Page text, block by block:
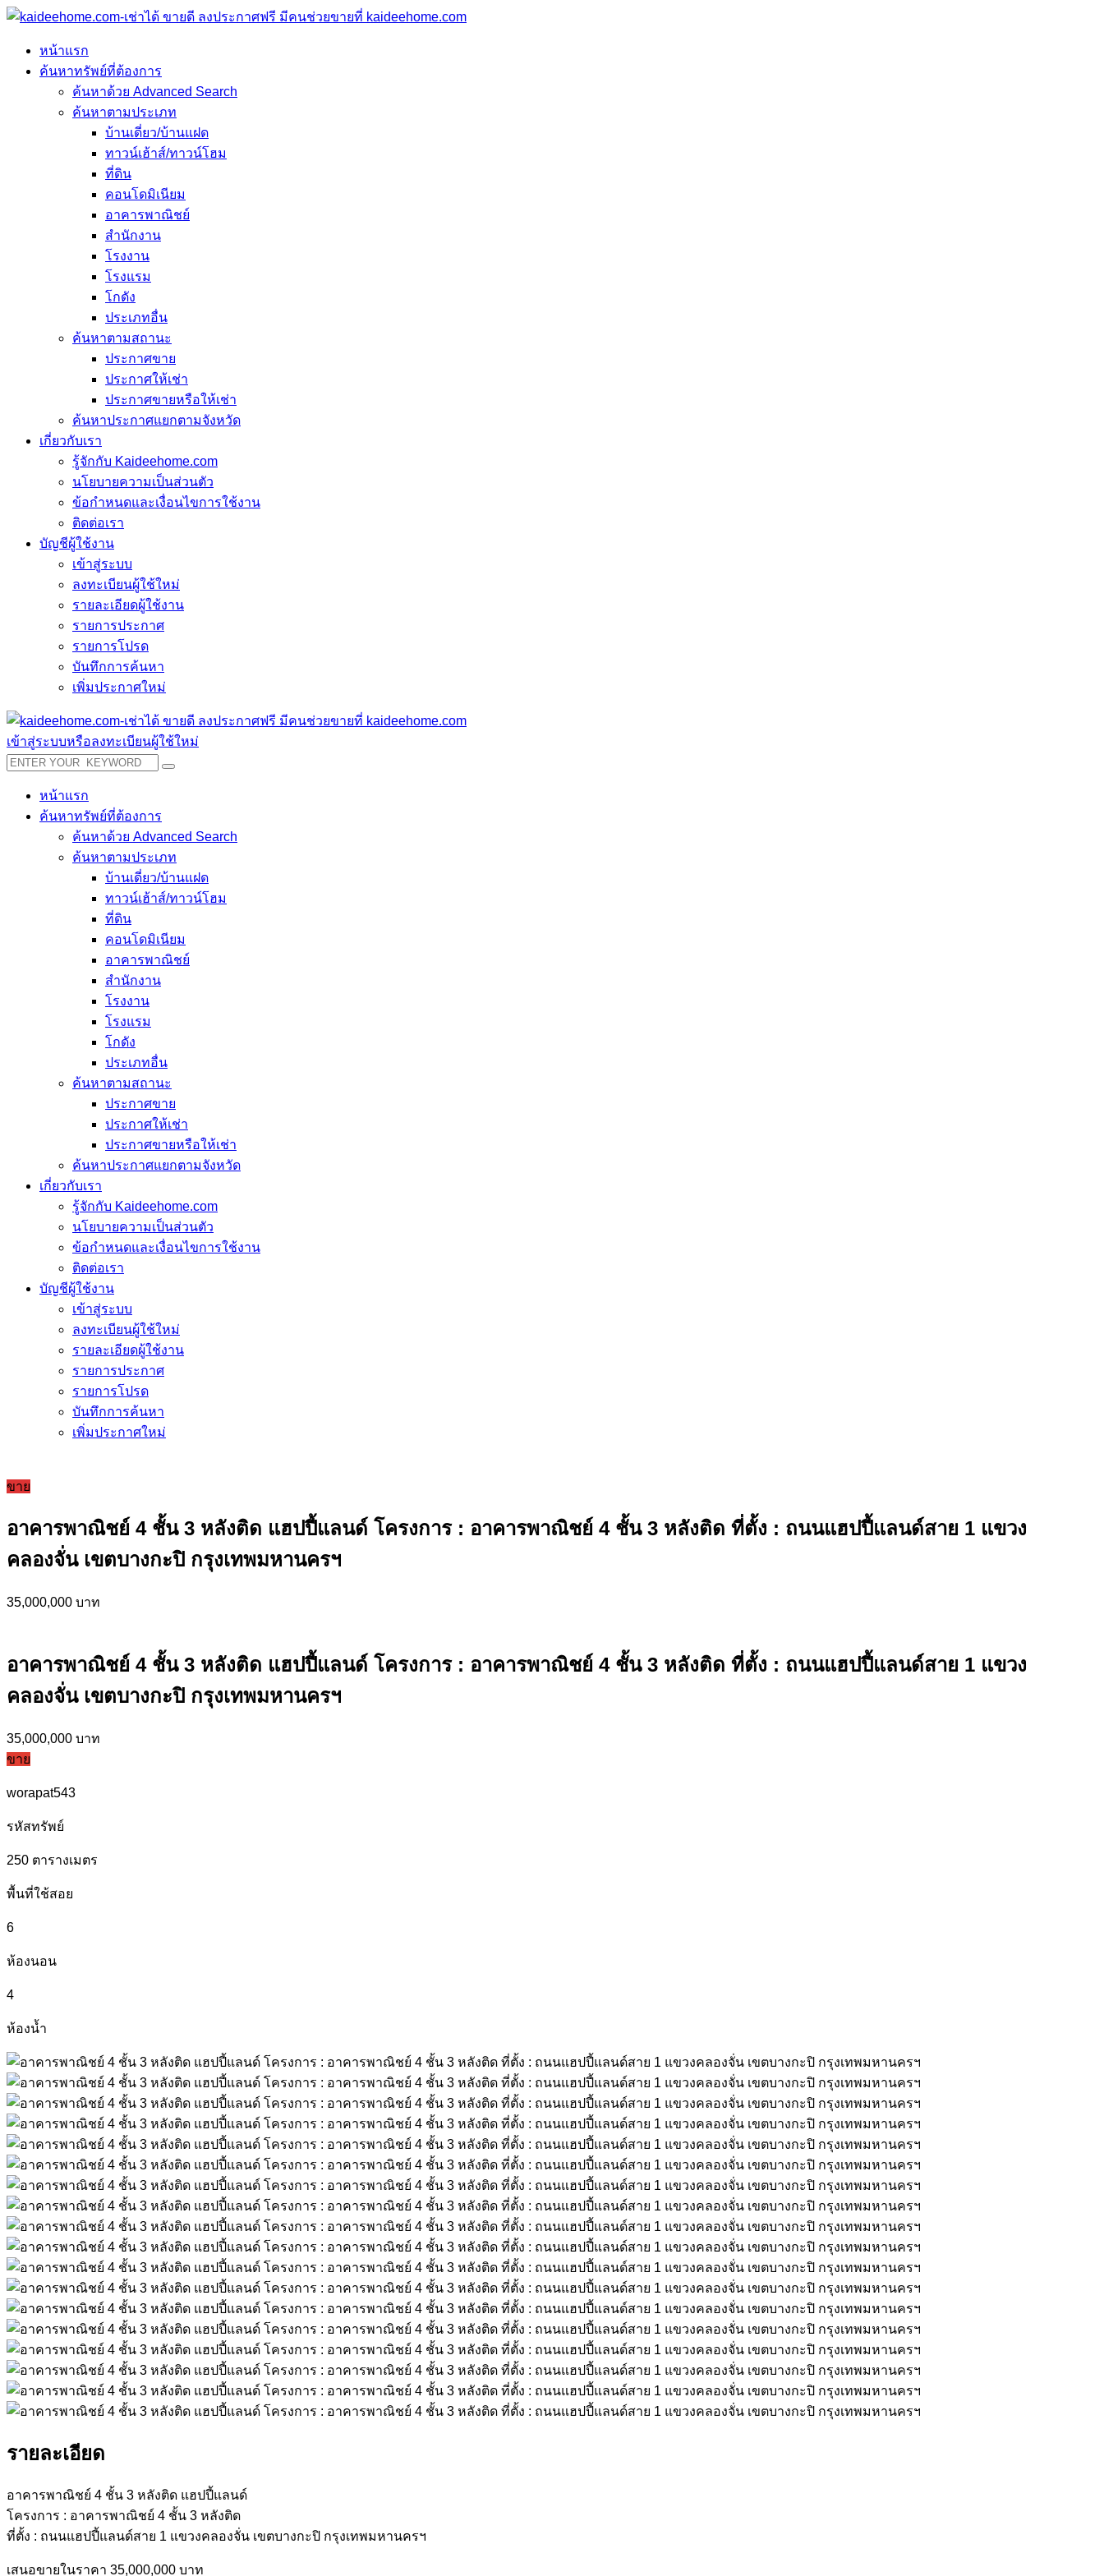
หน้าแรก
ค้นหาทรัพย์ที่ต้องการ
ค้นหาด้วย Advanced Search
ค้นหาตามประเภท
บ้านเดี่ยว/บ้านแฝด
ทาวน์เฮ้าส์/ทาวน์โฮม
ที่ดิน
คอนโดมิเนียม
อาคารพาณิชย์
สำนักงาน
โรงงาน
โรงแรม
โกดัง
ประเภทอื่น
ค้นหาตามสถานะ
ประกาศขาย
ประกาศให้เช่า
ประกาศขายหรือให้เช่า
ค้นหาประกาศแยกตามจังหวัด
เกี่ยวกับเรา
รู้จักกับ Kaideehome.com
นโยบายความเป็นส่วนตัว
ข้อกำหนดและเงื่อนไขการใช้งาน
ติดต่อเรา
บัญชีผู้ใช้งาน
เข้าสู่ระบบ
ลงทะเบียนผู้ใช้ใหม่
รายละเอียดผู้ใช้งาน
รายการประกาศ
รายการโปรด
บันทึกการค้นหา
เพิ่มประกาศใหม่
เข้าสู่ระบบหรือลงทะเบียนผู้ใช้ใหม่
หน้าแรก
ค้นหาทรัพย์ที่ต้องการ
ค้นหาด้วย Advanced Search
ค้นหาตามประเภท
บ้านเดี่ยว/บ้านแฝด
ทาวน์เฮ้าส์/ทาวน์โฮม
ที่ดิน
คอนโดมิเนียม
อาคารพาณิชย์
สำนักงาน
โรงงาน
โรงแรม
โกดัง
ประเภทอื่น
ค้นหาตามสถานะ
ประกาศขาย
ประกาศให้เช่า
ประกาศขายหรือให้เช่า
ค้นหาประกาศแยกตามจังหวัด
เกี่ยวกับเรา
รู้จักกับ Kaideehome.com
นโยบายความเป็นส่วนตัว
ข้อกำหนดและเงื่อนไขการใช้งาน
ติดต่อเรา
บัญชีผู้ใช้งาน
เข้าสู่ระบบ
ลงทะเบียนผู้ใช้ใหม่
รายละเอียดผู้ใช้งาน
รายการประกาศ
รายการโปรด
บันทึกการค้นหา
เพิ่มประกาศใหม่
ขาย
อาคารพาณิชย์ 4 ชั้น 3 หลังติด แฮปปี้แลนด์ โครงการ : อาคารพาณิชย์ 4 ชั้น 3 หลังติด ที่ตั้ง : ถนนแฮปปี้แลนด์สาย 1 แขวง
คลองจั่น เขตบางกะปิ กรุงเทพมหานครฯ
35,000,000 บาท
อาคารพาณิชย์ 4 ชั้น 3 หลังติด แฮปปี้แลนด์ โครงการ : อาคารพาณิชย์ 4 ชั้น 3 หลังติด ที่ตั้ง : ถนนแฮปปี้แลนด์สาย 1 แขวง
คลองจั่น เขตบางกะปิ กรุงเทพมหานครฯ
35,000,000 บาท
ขาย
worapat543
รหัสทรัพย์
250 ตารางเมตร
พื้นที่ใช้สอย
6
ห้องนอน
4
ห้องน้ำ
รายละเอียด
อาคารพาณิชย์ 4 ชั้น 3 หลังติด แฮปปี้แลนด์
โครงการ : อาคารพาณิชย์ 4 ชั้น 3 หลังติด
ที่ตั้ง : ถนนแฮปปี้แลนด์สาย 1 แขวงคลองจั่น เขตบางกะปิ กรุงเทพมหานครฯ
เสนอขายในราคา 35,000,000 บาท